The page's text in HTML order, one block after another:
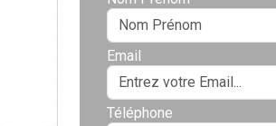
Email
Téléphone